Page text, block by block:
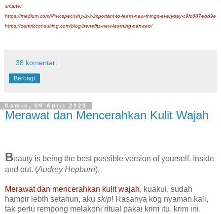
smarter
https://medium.com/@vicspec/why-is-it-important-to-learn-new-things-everyday-c9fc687edd9e
https://centricconsulting.com/blog/benefits-new-learning-part-two/
38 komentar:
Berbagi
Kamis, 09 April 2020
Merawat dan Mencerahkan Kulit Wajah
Beauty is being the best possible version of yourself. Inside
and out. (Audrey Hepburn).
Merawat dan mencerahkan kulit wajah, kuakui, sudah
hampir lebih setahun, aku skip! Rasanya kog nyaman kali,
tak perlu rempong melakoni ritual pakai krim itu, krim ini.